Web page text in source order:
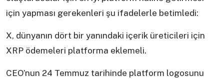
için yapması gerekenleri şu ifadelerle betimledi:
X, dünyanın dört bir yanındaki içerik üreticileri için
XRP ödemeleri platforma eklemeli.
CEO’nun 24 Temmuz tarihinde platform logosunu